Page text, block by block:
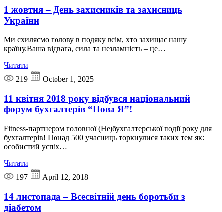
1 жовтня – День захисників та захисниць
України
Ми схиляємо голову в подяку всім, хто захищає нашу
країну.Ваша відвага, сила та незламність – це…
Читати
219
October 1, 2025
11 квітня 2018 року відбувся національний
форум бухгалтерів “Нова Я”!
Fitness-партнером головної (Не)бухгалтерської події року для
бухгалтерів! Понад 500 учасниць торкнулися таких тем як:
особистий успіх…
Читати
197
April 12, 2018
14 листопада – Всесвітній день боротьби з
діабетом